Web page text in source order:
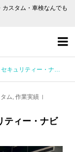
スタム・車検なんでも

ィー・ナビゲーションなど
ム, 作業実績
ティー・ナビ